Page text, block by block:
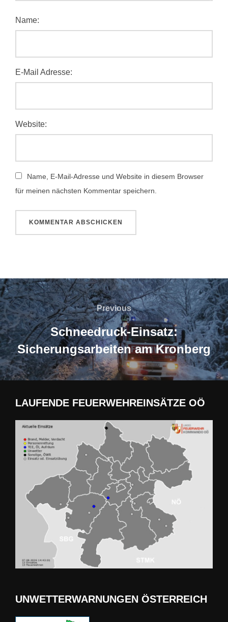
Name:
E-Mail Adresse:
Website:
Name, E-Mail-Adresse und Website in diesem Browser
für meinen nächsten Kommentar speichern.
Beitragsnavigation
Previous
Previous
Schneedruck-Einsatz:
Sicherungsarbeiten am Kronberg
LAUFENDE FEUERWEHREINSÄTZE OÖ
UNWETTERWARNUNGEN ÖSTERREICH